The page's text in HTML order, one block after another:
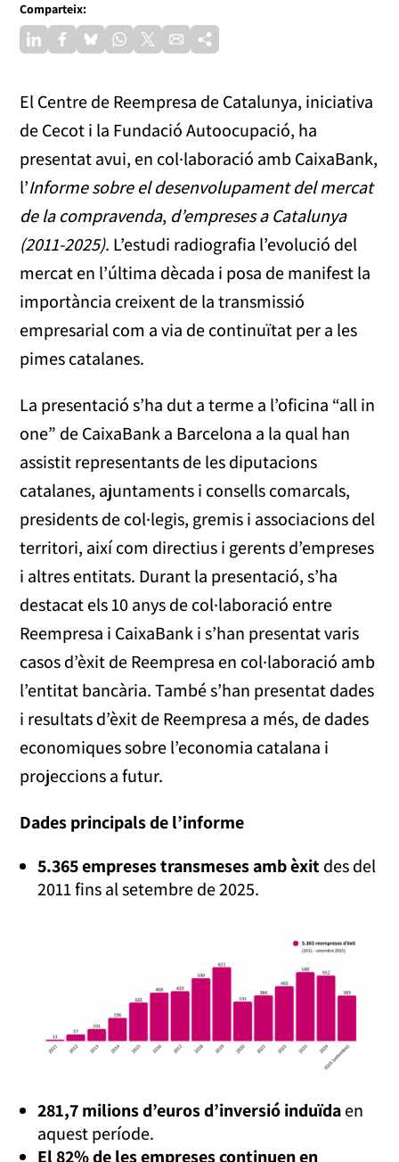
Comparteix:
El Centre de Reempresa de Catalunya, iniciativa
de Cecot i la Fundació Autoocupació, ha
presentat avui, en col·laboració amb CaixaBank,
l’Informe sobre el desenvolupament del mercat
de la compravenda, d’empreses a Catalunya
(2011-2025). L’estudi radiografia l’evolució del
mercat en l’última dècada i posa de manifest la
importància creixent de la transmissió
empresarial com a via de continuïtat per a les
pimes catalanes.
La presentació s’ha dut a terme a l’oficina “all in
one” de CaixaBank a Barcelona a la qual han
assistit representants de les diputacions
catalanes, ajuntaments i consells comarcals,
presidents de col·legis, gremis i associacions del
territori, així com directius i gerents d’empreses
i altres entitats. Durant la presentació, s’ha
destacat els 10 anys de col·laboració entre
Reempresa i CaixaBank i s’han presentat varis
casos d’èxit de Reempresa en col·laboració amb
l’entitat bancària. També s’han presentat dades
i resultats d’èxit de Reempresa a més, de dades
economiques sobre l’economia catalana i
projeccions a futur.
Dades principals de l’informe
5.365 empreses transmeses amb èxitdes del
2011 fins al setembre de 2025.
281,7 milions d’euros d’inversió induïdaen
aquest període.
El 82% de les empreses continuen en